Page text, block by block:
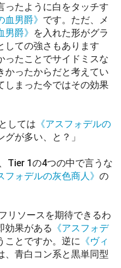
ったように白をタッチす
血男爵》 です。ただ、メ
男爵》 を入れた形がグラ
しての強さもあります
ったことでサイドミスな
かったからだと考えてい
しまった今ではその効果
しては 《アスフォデルの
が多い、と？」
Tier 1の4つの中で言うな
フォデルの灰色商人》の
リソースを期待できるわ
効果がある 《アスフォデ
ことですか。逆に 《ヴィ
、青白コン系と黒単同型